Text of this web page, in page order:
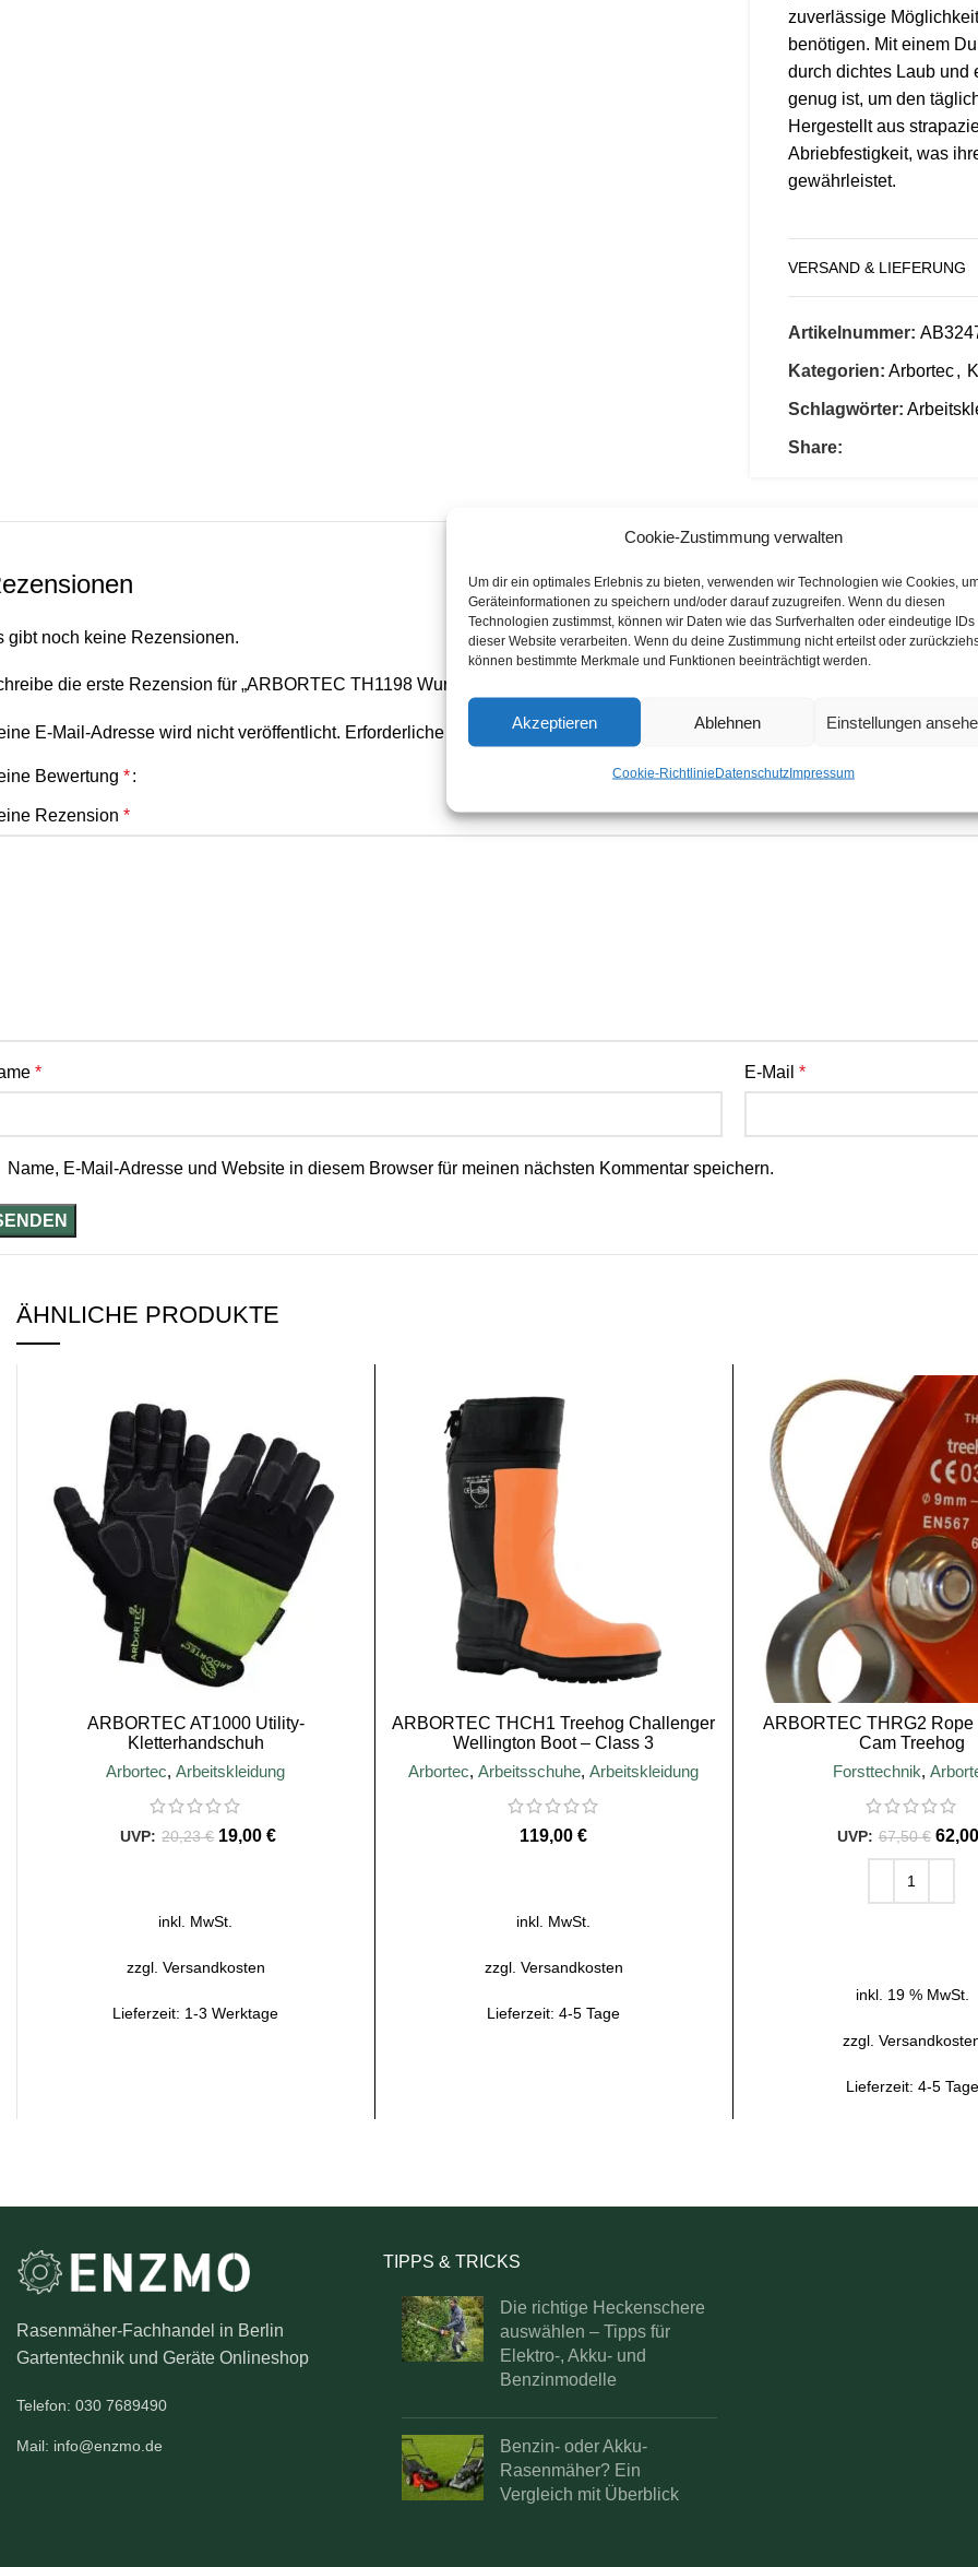
Cookie-Zustimmung verwalten
Um dir ein optimales Erlebnis zu bieten, verwenden wir Technologien wie Cookies,
Geräteinformationen zu speichern und/oder darauf zuzugreifen. Wenn du diesen
Technologien zustimmst, können wir Daten wie das Surfverhalten oder eindeutige IDs
dieser Website verarbeiten. Wenn du deine Zustimmung nicht erteilst oder
können bestimmte Merkmale und Funktionen beeinträchtigt werden.
Akzeptieren Ablehnen Einstellungen
Cookie-RichtlinieDatenschutzImpressum
zuverlässige
benötigen. Mit einem
durch dichtes Laub und
genug ist, um den
Hergestellt aus
Abriebfestigkeit, was
gewährleistet.
Kletterprojekten den
orange Farbe der
verfolgen und schnell
die Leine sowohl leicht
bei unterschiedlichen
VERSAND & LIEFERUNG
Artikelnummer:
Kategorien: Arbortec,
Schlagwörter:
Share:
gibt noch keine Rezensionen.
die erste Rezension für „ARBORTEC TH1198 Wurfleine, 3 mm x 50 m Spule“
E-Mail-Adresse wird nicht veröffentlicht. Erforderliche Felder sind mit*markiert
Bewertung *
Rezension *
* E-Mail *
Name, E-Mail-Adresse und Website in diesem Browser für meinen nächsten Kommentar speichern.
ÄHNLICHE PRODUKTE
ARBORTEC AT1000 Utility-
Kletterhandschuh
Arbortec,Arbeitskleidung
20,23€ 19,00€
inkl. MwSt.
zzgl. Versandkosten
Lieferzeit: 1-3 Werktage
ARBORTEC THCH1 Treehog Challenger
Wellington Boot – Class 3
Arbortec,Arbeitsschuhe,Arbeitskleidung
€
inkl. MwSt.
zzgl. Versandkosten
Lieferzeit:4-5 Tage
ARBORTEC THRG2 Rope
Cam Treehog
Forsttechnik,
67,50€
inkl. 19 % MwSt.
zzgl.
Lieferzeit: 4-5 Tage
Rasenmäher-Fachhandel in Berlin
Gartentechnik und Geräte Onlineshop
Telefon: 030 7689490
Mail: info@enzmo.de
TIPPS & TRICKS
Die richtige Heckenschere
auswählen – Tipps für
Elektro-, Akku- und
Benzinmodelle
Benzin- oder Akku-
Rasenmäher? Ein
Vergleich mit Überblick